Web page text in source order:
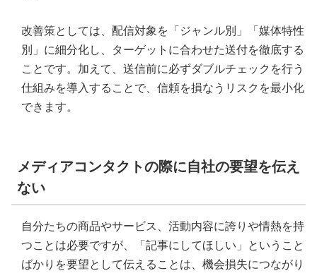
改善策としては、配信対象を「ジャンル別」「媒体特性
別」に細分化し、ターゲットに合わせた送付を徹底する
ことです。加えて、送信前に必ずダブルチェックを行う
仕組みを導入することで、信頼を損なうリスクを最小化
できます。
メディアコンタクトの際に自社の要望を伝え
ない
自分たちの商品やサービス、活動内容に誇りや情熱を持
つことは必要ですが、「記事にしてほしい」ということ
ばかりを要望として伝えることは、機会損失につながり